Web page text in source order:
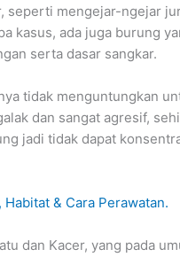
seperti mengejar-ngejar
kasus, ada juga burung
serta dasar sangkar.
tidak menguntungkan
dan sangat agresif,
jadi tidak dapat
& Cara Perawatan.
dan Kacer, yang pada